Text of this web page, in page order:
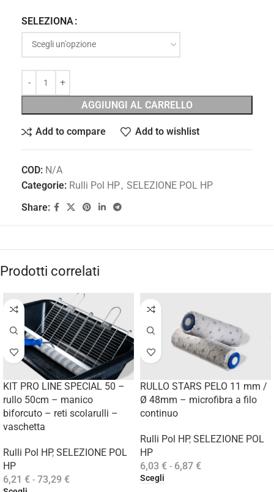
SELEZIONA
AGGIUNGI AL CARRELLO
Add to compare Add to wishlist
COD: N/A
Categorie: Rulli Pol HP, SELEZIONE POL HP
Share:
Prodotti correlati
KIT PRO LINE SPECIAL 50 –
rullo 50cm – manico
biforcuto – reti scolarulli –
vaschetta
Rulli Pol HP, SELEZIONE POL
HP
6,21 € - 73,29 €
RULLO STARS PELO 11 mm /
Ø 48mm – microfibra a filo
continuo
Rulli Pol HP, SELEZIONE POL
HP
6,03 € - 6,87 €
Scegli